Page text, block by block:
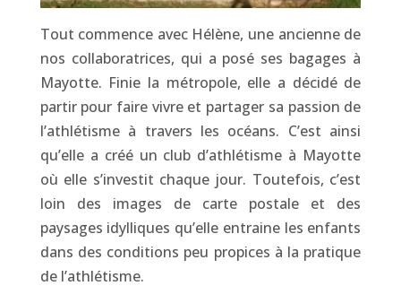
Tout commence avec Hélène, une ancienne de
nos collaboratrices, qui a posé ses bagages à
Mayotte. Finie la métropole, elle a décidé de
partir pour faire vivre et partager sa passion de
l’athlétisme à travers les océans. C’est ainsi
qu’elle a créé un club d’athlétisme à Mayotte
où elle s’investit chaque jour. Toutefois, c’est
loin des images de carte postale et des
paysages idylliques qu’elle entraine les enfants
dans des conditions peu propices à la pratique
de l’athlétisme.